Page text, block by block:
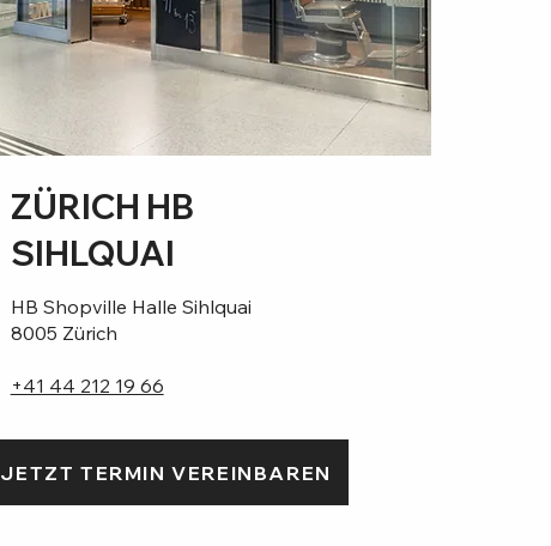
ZÜRICH HB
SIHLQUAI
HB Shopville Halle Sihlquai
8005 Zürich
+41 44 212 19 66
JETZT TERMIN VEREINBAREN